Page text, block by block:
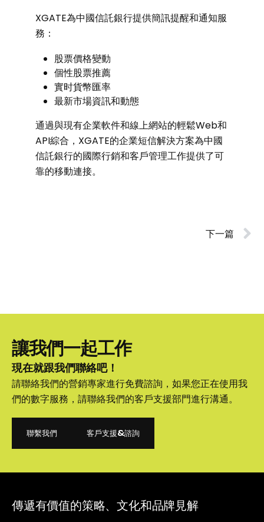
XGATE為中國信託銀行提供簡訊提醒和通知服
務：
股票價格變動
個性股票推薦
實时貨幣匯率
最新市場資訊和動態
通過與現有企業軟件和線上網站的輕鬆Web和
API綜合，XGATE的企業短信解決方案為中國
信託銀行的國際行銷和客戶管理工作提供了可
靠的移動連接。
下一篇
讓我們一起工作
現在就跟我們聯絡吧！
請聯絡我們的營銷專家進行免費諮詢，如果您正在使用我
們的數字服務，請聯絡我們的客戶支援部門進行溝通。
聯繫我們
客戶支援&諮詢
傳遞有價值的策略、文化和品牌見解